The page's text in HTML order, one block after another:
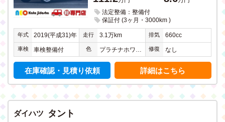
法定整備：整備付
保証付 (3ヶ月・3000km )
年式 2019(平成31)年 走行 3.1万km 排気 660cc
車検 車検整備付 色 修復 なし
在庫確認・見積り依頼 詳細はこちら
ダイハツ タント